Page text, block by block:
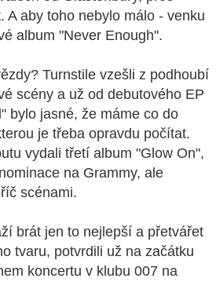
A aby toho nebylo málo - venku
album "Never Enough".
Turnstile vzešli z podhoubí
scény a už od debutového EP
bylo jasné, že máme co do
je třeba opravdu počítat.
vydali třetí album "Glow On",
na Grammy, ale
scénami.
brát jen to nejlepší a přetvářet
tvaru, potvrdili už na začátku
koncertu v klubu 007 na